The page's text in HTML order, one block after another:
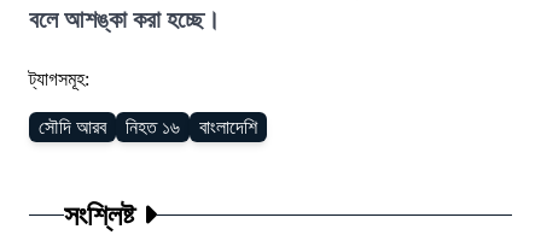
বলে আশঙ্কা করা হচ্ছে।
ট্যাগসমূহ:
সৌদি আরব নিহত ১৬ বাংলাদেশি
সংশ্লিষ্ট